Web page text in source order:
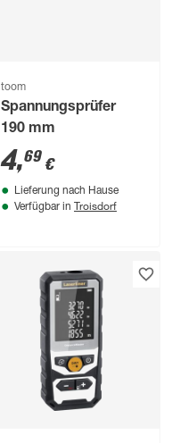
toom
Spannungsprüfer
190 mm
4,69 €
Lieferung nach Hause
Verfügbar in Troisdorf